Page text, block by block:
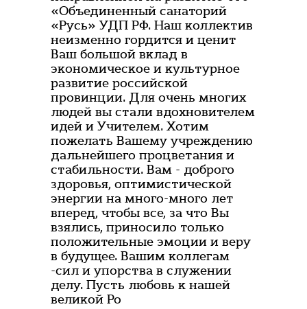
«Объединенный санаторий
«Русь» УДП РФ. Наш коллектив
неизменно гордится и ценит
Ваш большой вклад в
экономическое и культурное
развитие российской
провинции. Для очень многих
людей вы стали вдохновителем
идей и Учителем. Хотим
пожелать Вашему учреждению
дальнейшего процветания и
стабильности. Вам - доброго
здоровья, оптимистической
энергии на много-много лет
вперед, чтобы все, за что Вы
взялись, приносило только
положительные эмоции и веру
в будущее. Вашим коллегам
-сил и упорства в служении
делу. Пусть любовь к нашей
великой Ро